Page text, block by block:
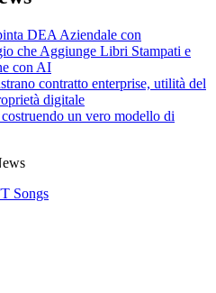
DEA Aziendale con
che Aggiunge Libri Stampati e
con AI
contratto enterprise, utilità del
digitale
un vero modello di
Songs